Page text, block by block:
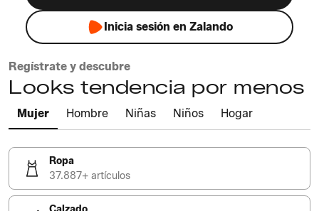
Inicia sesión en Zalando
Regístrate y descubre
Looks tendencia por menos
Mujer Hombre Niñas Niños Hogar
Ropa
37.887+ artículos